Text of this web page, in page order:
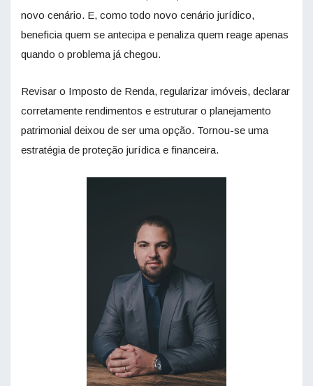
novo cenário. E, como todo novo cenário jurídico,
beneficia quem se antecipa e penaliza quem reage apenas
quando o problema já chegou.
Revisar o Imposto de Renda, regularizar imóveis, declarar
corretamente rendimentos e estruturar o planejamento
patrimonial deixou de ser uma opção. Tornou-se uma
estratégia de proteção jurídica e financeira.